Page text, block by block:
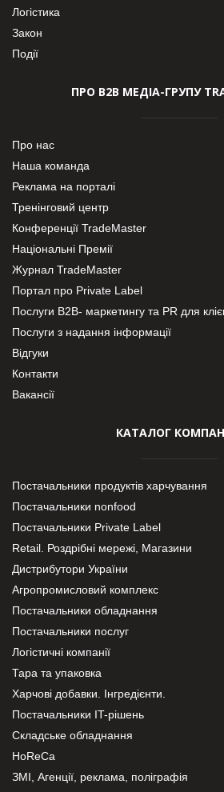
Логістика
Закон
Події
ПРО В2В МЕДІА-ГРУПУ
Про нас
Наша команда
Реклама на порталі
Тренінговий центр
Конференції TradeMaster
Національні Премії
Журнал TradeMaster
Портал про Private Label
Послуги В2В- маркетингу та PR для
Послуги з надання інформації
Відгуки
Контакти
Вакансії
КАТАЛОГ
Постачальники продуктів харчування
Постачальники nonfood
Постачальники Private Label
Retail. Роздрібні мережі, Магазини
Дистрибутори України
Агропромисловий комплекс
Постачальники обладнання
Постачальники послуг
Логістичні компанії
Тара та упаковка
Харчові добавки. Інгредієнти.
Постачальники IT-рішень
Складське обладнання
HoReCa
ЗМІ, Агенції, реклама, поліграфія